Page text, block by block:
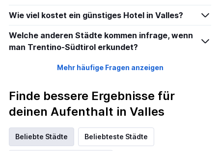
Wie viel kostet ein günstiges Hotel in Valles?
Welche anderen Städte kommen infrage, wenn
man Trentino-Südtirol erkundet?
Mehr häufige Fragen anzeigen
Finde bessere Ergebnisse für
deinen Aufenthalt in Valles
Beliebte Städte Beliebteste Städte